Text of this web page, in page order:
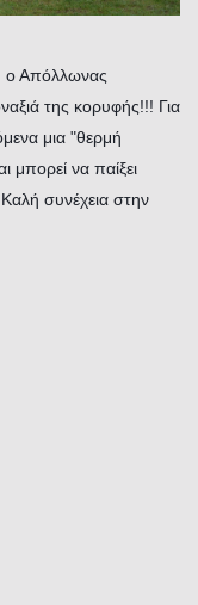
ο Απόλλωνας
της κορυφής!!! Για
μια "θερμή
μπορεί να παίξει
συνέχεια στην